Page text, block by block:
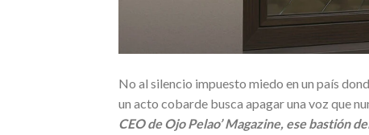
No al silencio impuesto miedo en un país
un acto cobarde busca apagar una voz que
CEO de Ojo Pelao’ Magazine, ese bastión